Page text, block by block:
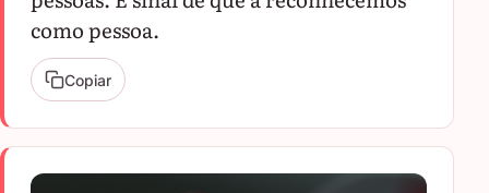
como pessoa.
Copiar